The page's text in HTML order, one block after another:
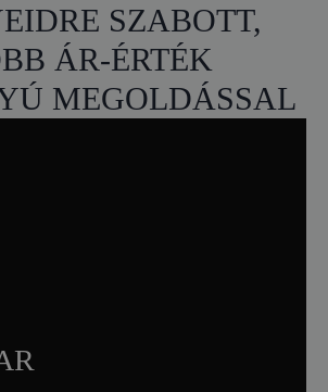
SZABOTT,
ÁR-ÉRTÉK
MEGOLDÁSSAL